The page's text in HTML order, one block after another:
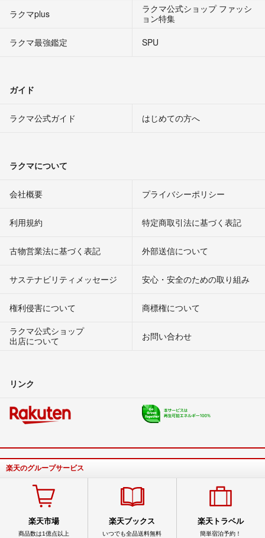
ラクマplus
ラクマ公式ショップ ファッシ
ョン特集
ラクマ最強鑑定
SPU
ガイド
ラクマ公式ガイド はじめての方へ
ラクマについて
会社概要 プライバシーポリシー
利用規約 特定商取引法に基づく表記
古物営業法に基づく表記 外部送信について
サステナビリティメッセージ 安心・安全のための取り組み
権利侵害について
商標権について
ラクマ公式ショップ
出店について
お問い合わせ
リンク
楽天のグループサービス
楽天市場
商品数は1億点以上
楽天ブックス
いつでも全品送料無料
楽天トラベル
簡単宿泊予約！